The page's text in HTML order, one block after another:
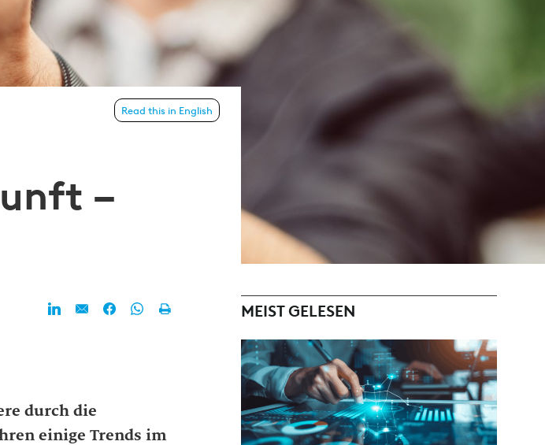
Read this in English
–
durch die
einige Trends im
MEIST GELESEN